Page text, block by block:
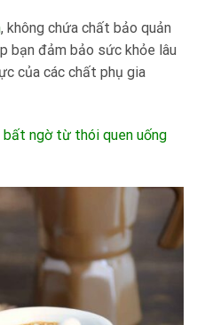
, không chứa chất bảo quản
bạn đảm bảo sức khỏe lâu
của các chất phụ gia
ngờ từ thói quen uống